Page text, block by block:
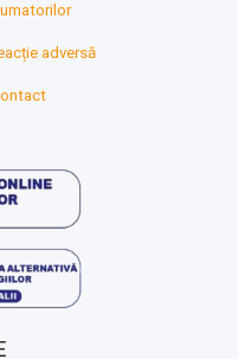
adversă